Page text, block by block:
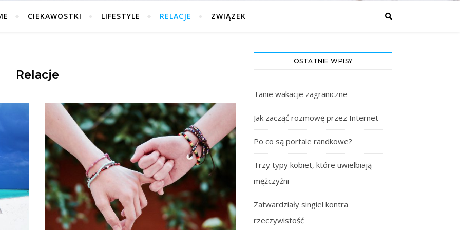
CIEKAWOSTKI LIFESTYLE RELACJE ZWIĄZEK
Relacje
OSTATNIE WPISY
Tanie wakacje zagraniczne
Jak zacząć rozmowę przez Internet
Po co są portale randkowe?
Trzy typy kobiet, które uwielbiają
mężczyźni
Zatwardziały singiel kontra
rzeczywistość